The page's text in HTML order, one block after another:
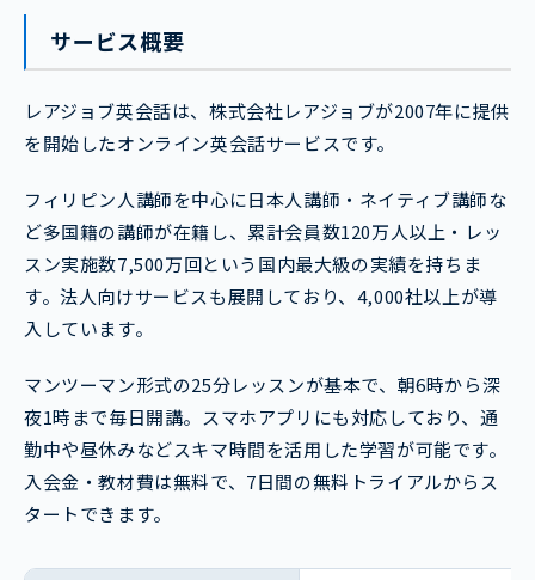
サービス概要
レアジョブ英会話は、株式会社レアジョブが2007年に提供
を開始したオンライン英会話サービスです。
フィリピン人講師を中心に日本人講師・ネイティブ講師な
ど多国籍の講師が在籍し、累計会員数120万人以上・レッ
スン実施数7,500万回という国内最大級の実績を持ちま
す。法人向けサービスも展開しており、4,000社以上が導
入しています。
マンツーマン形式の25分レッスンが基本で、朝6時から深
夜1時まで毎日開講。スマホアプリにも対応しており、通
勤中や昼休みなどスキマ時間を活用した学習が可能です。
入会金・教材費は無料で、7日間の無料トライアルからス
タートできます。